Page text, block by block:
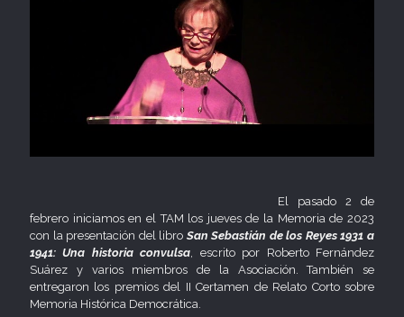
El pasado 2 de
febrero iniciamos en el TAM los jueves de la Memoria de 2023
con la presentación del libro San Sebastián de los Reyes 1931 a
1941: Una historia convulsa , escrito por Roberto Fernández
Suárez y varios miembros de la Asociación. También se
entregaron los premios del II Certamen de Relato Corto sobre
Memoria Histórica Democrática.